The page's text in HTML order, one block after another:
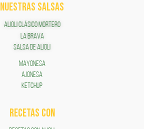
NUESTRAS SALSAS
ALIOLI CLÁSICO MORTERO
LA BRAVA
SALSA DE ALIOLI
MAYONESA
AJONESA
KETCHUP
RECETAS COn